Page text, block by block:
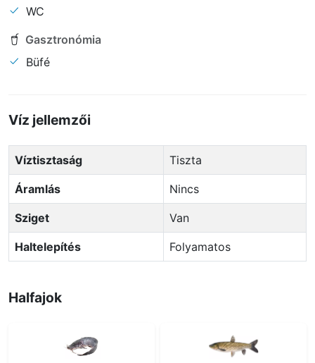
WC
Gasztronómia
Büfé
Víz jellemzői
Víztisztaság Tiszta
Áramlás Nincs
Sziget Van
Haltelepítés Folyamatos
Halfajok